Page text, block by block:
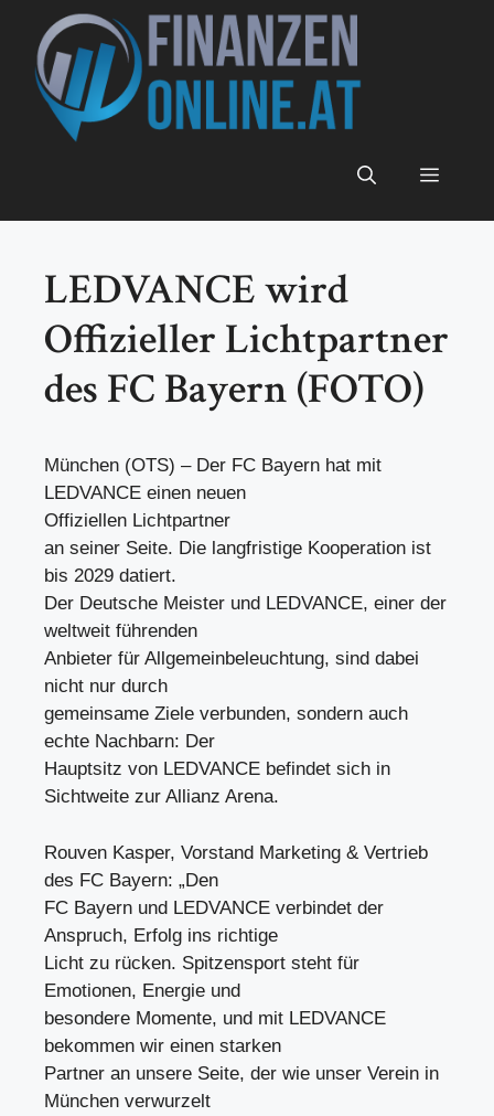
Inhalt
springen
Menü
LEDVANCE wird
Offizieller Lichtpartner
des FC Bayern (FOTO)
München (OTS) – Der FC Bayern hat mit
LEDVANCE einen neuen
Offiziellen Lichtpartner
an seiner Seite. Die langfristige Kooperation ist
bis 2029 datiert.
Der Deutsche Meister und LEDVANCE, einer der
weltweit führenden
Anbieter für Allgemeinbeleuchtung, sind dabei
nicht nur durch
gemeinsame Ziele verbunden, sondern auch
echte Nachbarn: Der
Hauptsitz von LEDVANCE befindet sich in
Sichtweite zur Allianz Arena.
Rouven Kasper, Vorstand Marketing & Vertrieb
des FC Bayern: „Den
FC Bayern und LEDVANCE verbindet der
Anspruch, Erfolg ins richtige
Licht zu rücken. Spitzensport steht für
Emotionen, Energie und
besondere Momente, und mit LEDVANCE
bekommen wir einen starken
Partner an unsere Seite, der wie unser Verein in
München verwurzelt